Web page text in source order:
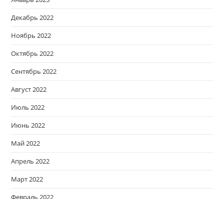
Декабрь 2022
Ноябрь 2022
Октябрь 2022
Сентябрь 2022
Август 2022
Июль 2022
Июнь 2022
Май 2022
Апрель 2022
Март 2022
Февраль 2022